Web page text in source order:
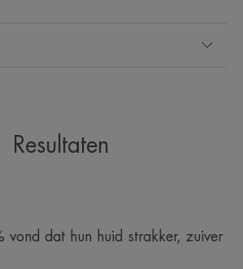
Resultaten
vond dat hun huid strakker, zuiver